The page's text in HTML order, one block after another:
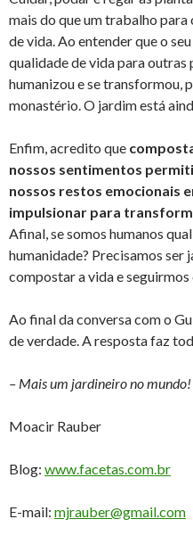
mais do que um trabalho
de vida. Ao entender que o
qualidade de vida para outras
humanizou e se transformou,
monastério. O jardim está
Enfim, acredito que
nossos sentimentos
nossos restos emocionais
impulsionar para
Afinal, se somos humanos
humanidade? Precisamos ser
compostar a vida e
Ao final da conversa com o
de verdade. A resposta faz
– Mais um jardineiro no mundo!
Moacir Rauber
Blog: www.facetas.com.br
E-mail: mjrauber@gmail.com